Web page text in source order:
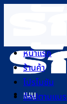
เนื้อหา
เมนู
หน้าแรก
ร้านค้า
โปรโมชัน
ช้อปตามแบ